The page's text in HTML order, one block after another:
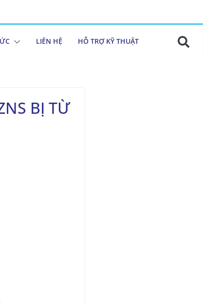
LIÊN HỆ HỖ TRỢ KỸ THUẬT
BỊ TỪ